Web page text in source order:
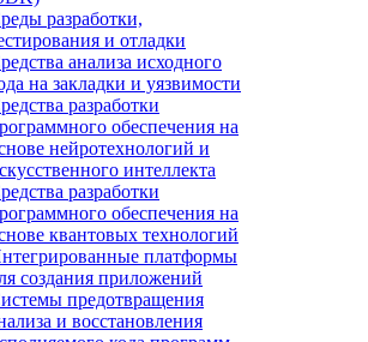
разработки,
и отладки
анализа исходного
на закладки и уязвимости
разработки
обеспечения на
нейротехнологий и
интеллекта
разработки
обеспечения на
квантовых технологий
платформы
создания приложений
предотвращения
и восстановления